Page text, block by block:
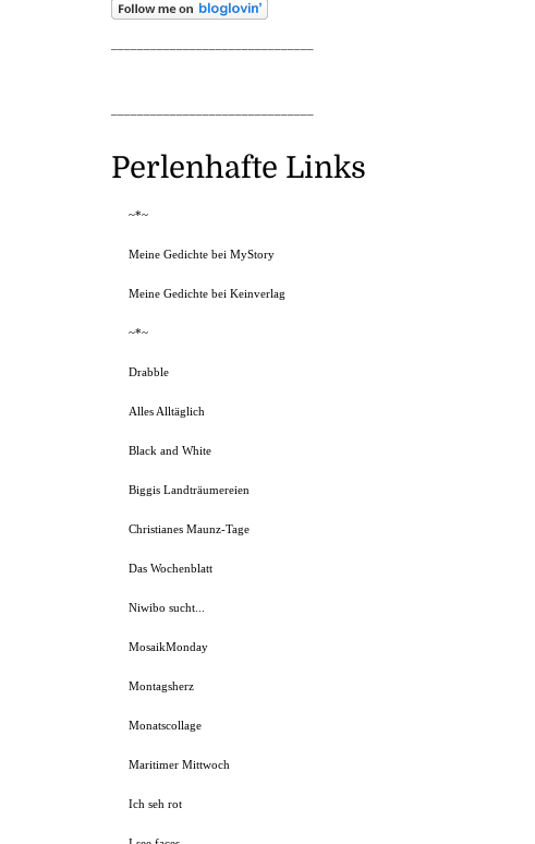
Perlenhafte Links
~*~
Meine Gedichte bei MyStory
Meine Gedichte bei Keinverlag
~*~
Drabble
Alles Alltäglich
Black and White
Biggis Landträumereien
Christianes Maunz-Tage
Das Wochenblatt
Niwibo sucht...
MosaikMonday
Montagsherz
Monatscollage
Maritimer Mittwoch
Ich seh rot